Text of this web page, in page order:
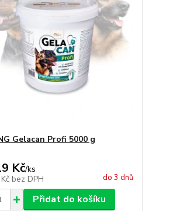
Gelacan Profi 5000 g
Kč/ks
bez DPH do 3 dnů
Přidat do košíku